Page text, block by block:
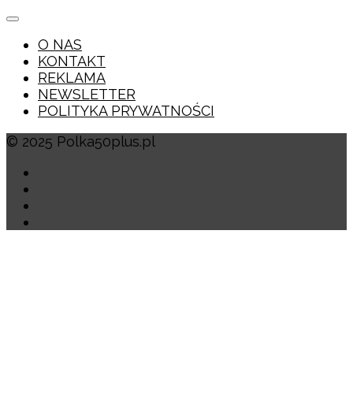
O NAS
KONTAKT
REKLAMA
NEWSLETTER
POLITYKA PRYWATNOŚCI
© 2025 Polka50plus.pl